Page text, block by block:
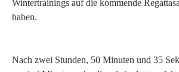
Wintertrainings auf die kommende
haben.
Nach zwei Stunden, 50 Minuten und 35